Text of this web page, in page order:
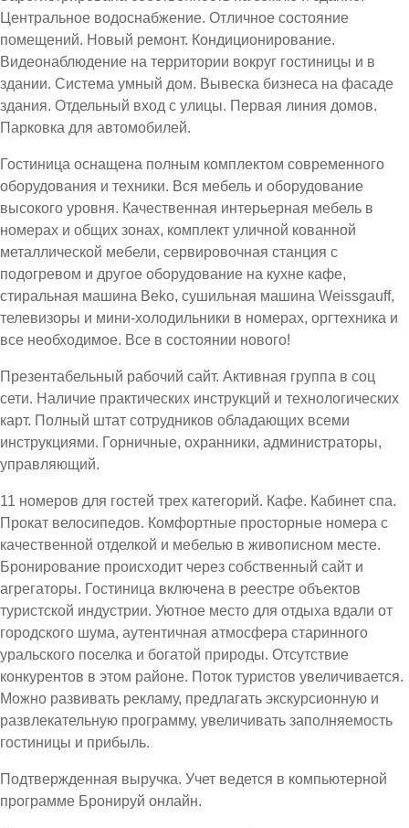
Центральное водоснабжение. Отличное состояние
помещений. Новый ремонт. Кондиционирование.
Видеонаблюдение на территории вокруг гостиницы и в
здании. Система умный дом. Вывеска бизнеса на фасаде
здания. Отдельный вход с улицы. Первая линия домов.
Парковка для автомобилей.
Гостиница оснащена полным комплектом современного
оборудования и техники. Вся мебель и оборудование
высокого уровня. Качественная интерьерная мебель в
номерах и общих зонах, комплект уличной кованной
металлической мебели, сервировочная станция с
подогревом и другое оборудование на кухне кафе,
стиральная машина Beko, сушильная машина Weissgauff,
телевизоры и мини-холодильники в номерах, оргтехника и
все необходимое. Все в состоянии нового!
Презентабельный рабочий сайт. Активная группа в соц
сети. Наличие практических инструкций и технологических
карт. Полный штат сотрудников обладающих всеми
инструкциями. Горничные, охранники, администраторы,
управляющий.
11 номеров для гостей трех категорий. Кафе. Кабинет спа.
Прокат велосипедов. Комфортные просторные номера с
качественной отделкой и мебелью в живописном месте.
Бронирование происходит через собственный сайт и
агрегаторы. Гостиница включена в реестре объектов
туристской индустрии. Уютное место для отдыха вдали от
городского шума, аутентичная атмосфера старинного
уральского поселка и богатой природы. Отсутствие
конкурентов в этом районе. Поток туристов увеличивается.
Можно развивать рекламу, предлагать экскурсионную и
развлекательную программу, увеличивать заполняемость
гостиницы и прибыль.
Подтвержденная выручка. Учет ведется в компьютерной
программе Бронируй онлайн.